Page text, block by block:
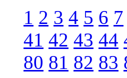
1 2 3 4 5 6 7
41 42 43 44
80 81 82 83